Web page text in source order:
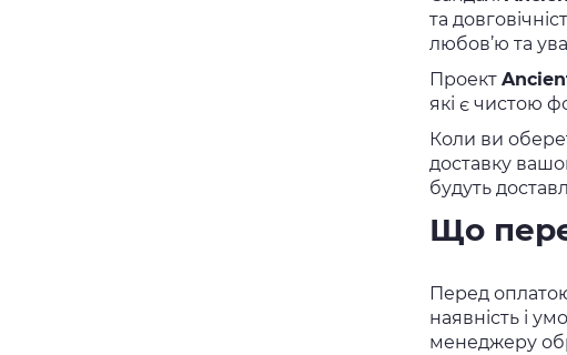
та
любов’ю та
Проект
які є чистою
Коли ви
доставку
будуть
Що
Перед
наявність і
менеджеру